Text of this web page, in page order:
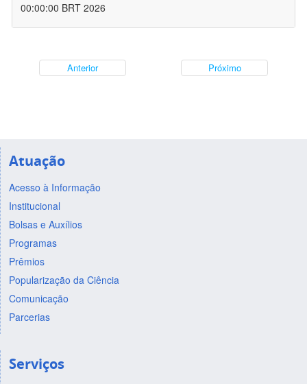
00:00:00 BRT 2026
Anterior Próximo
Atuação
Acesso à Informação
Institucional
Bolsas e Auxílios
Programas
Prêmios
Popularização da Ciência
Comunicação
Parcerias
Serviços